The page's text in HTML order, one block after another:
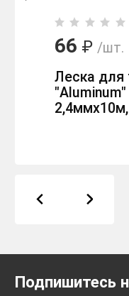
66 ₽ /шт.
Леска для
2,4ммх10м,
Подпишитесь